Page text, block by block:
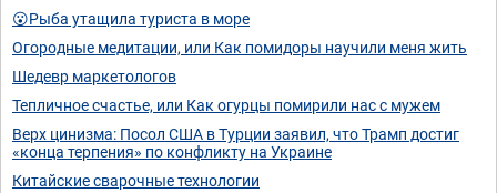
😮Рыба утащила туриста в море
Огородные медитации, или Как помидоры научили меня жить
Шедевр маркетологов
Тепличное счастье, или Как огурцы помирили нас с мужем
Верх цинизма: Посол США в Турции заявил, что Трамп достиг
«конца терпения» по конфликту на Украине
Китайские сварочные технологии